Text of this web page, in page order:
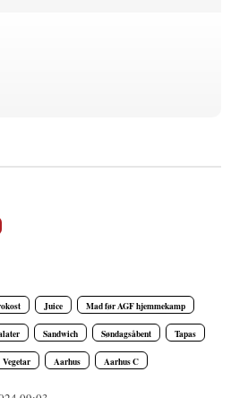
Juice Mad før AGF hjemmekamp
Sandwich Søndagsåbent Tapas
Vegetar Aarhus Aarhus C